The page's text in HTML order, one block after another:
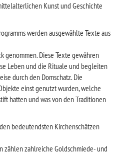
Kunst und Geschichte
werden ausgewählte Texte aus
genommen. Diese Texte gewähren
Leben und die Rituale und begleiten
durch den Domschatz. Die
einst genutzt wurden, welche
hatten und was von den Traditionen
bedeutendsten Kirchenschätzen
zählen zahlreiche Goldschmiede- und